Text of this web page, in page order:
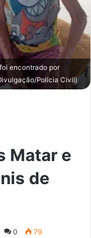
encontrado por
Polícia Civil)
Matar e
de
0 79